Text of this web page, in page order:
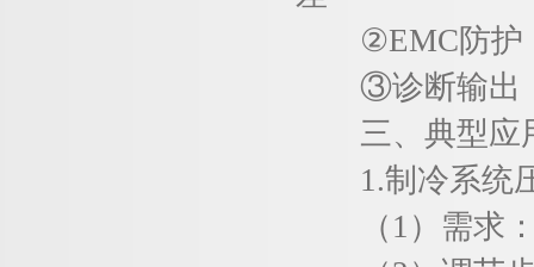
②EMC防护：
③诊断输出：
三、典型应
1.制冷系统
（1）需求：